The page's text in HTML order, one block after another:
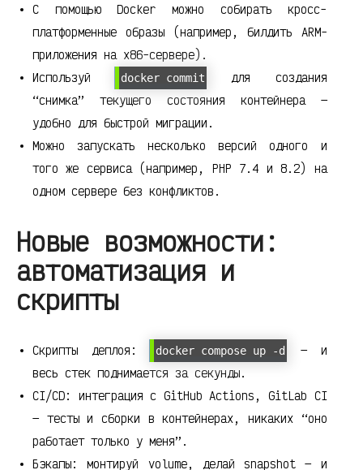
С помощью Docker можно собирать кросс-
платформенные образы (например, билдить ARM-
приложения на x86-сервере).
Используй
docker commit
для создания
“снимка” текущего состояния контейнера —
удобно для быстрой миграции.
Можно запускать несколько версий одного и
того же сервиса (например, PHP 7.4 и 8.2) на
одном сервере без конфликтов.
Новые возможности:
автоматизация и
скрипты
Скрипты деплоя: docker compose up -d
— и
весь стек поднимается за секунды.
CI/CD: интеграция с GitHub Actions, GitLab CI
— тесты и сборки в контейнерах, никаких “оно
работает только у меня”.
Бэкапы: монтируй volume, делай snapshot — и